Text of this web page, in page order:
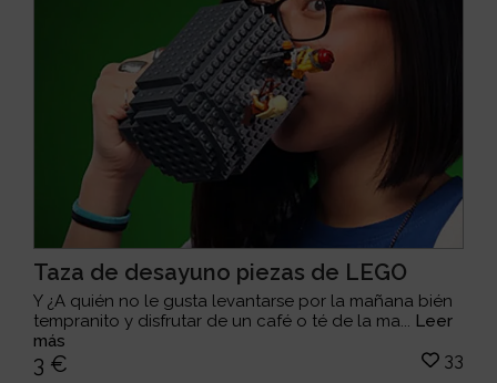
Taza de desayuno piezas de LEGO
Y ¿A quién no le gusta levantarse por la mañana bién
tempranito y disfrutar de un café o té de la ma... Leer
más
3 € 33